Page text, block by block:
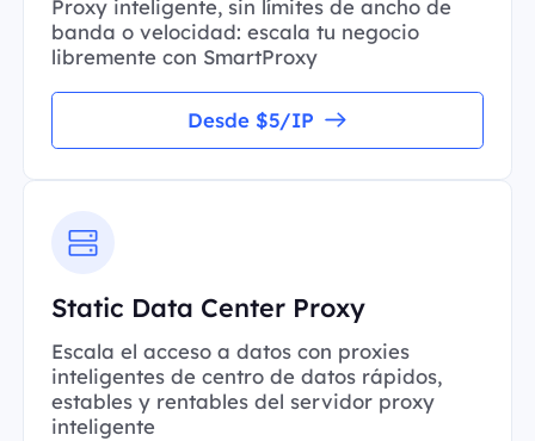
Proxy inteligente, sin límites de ancho de
banda o velocidad: escala tu negocio
libremente con SmartProxy
Desde $5/IP
Static Data Center Proxy
Escala el acceso a datos con proxies
inteligentes de centro de datos rápidos,
estables y rentables del servidor proxy
inteligente